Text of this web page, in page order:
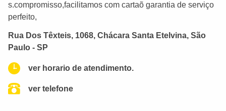
s.compromisso,facilitamos com cartaõ garantia de serviço
perfeito,
Rua Dos Têxteis, 1068, Chácara Santa Etelvina, São
Paulo - SP
ver horario de atendimento.
ver telefone